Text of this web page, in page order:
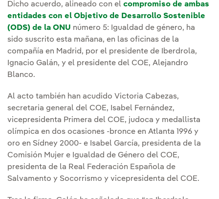
Dicho acuerdo, alineado con el compromiso de ambas
entidades con el Objetivo de Desarrollo Sostenible
(ODS) de la ONU número 5: Igualdad de género, ha
sido suscrito esta mañana, en las oficinas de la
compañía en Madrid, por el presidente de Iberdrola,
Ignacio Galán, y el presidente del COE, Alejandro
Blanco.
Al acto también han acudido Victoria Cabezas,
secretaria general del COE, Isabel Fernández,
vicepresidenta Primera del COE, judoca y medallista
olímpica en dos ocasiones -bronce en Atlanta 1996 y
oro en Sídney 2000- e Isabel García, presidenta de la
Comisión Mujer e Igualdad de Género del COE,
presidenta de la Real Federación Española de
Salvamento y Socorrismo y vicepresidenta del COE.